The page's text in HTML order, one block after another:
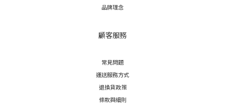
品牌理念
顧客服務
常見問題
運送服務方式
退換貨政策
條款與細則